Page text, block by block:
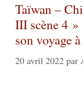
Taïwan –
III scène 4 »
son voyage
20 avril 2022 par